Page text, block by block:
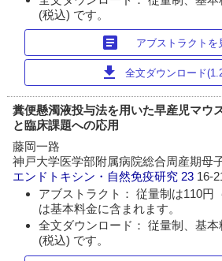
(税込) です。
article アブストラクトを
download 全文ダウンロード
糞便懸濁液投与法を用いた早産児マウ
と臨床課題への応用
藤岡一路
神戸大学医学部附属病院総合周産期母
エンドトキシン・自然免疫研究 23 16-
アブストラクト： 従量制は110円
は基本料金に含まれます。
全文ダウンロード： 従量制、基
(税込) です。